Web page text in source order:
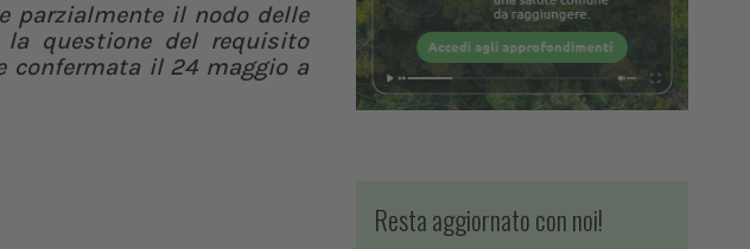
parzialmente il nodo delle
la questione del requisito
confermata il 24 maggio a
Resta aggiornato con noi!